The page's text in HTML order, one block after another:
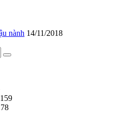
nành 14/11/2018
159